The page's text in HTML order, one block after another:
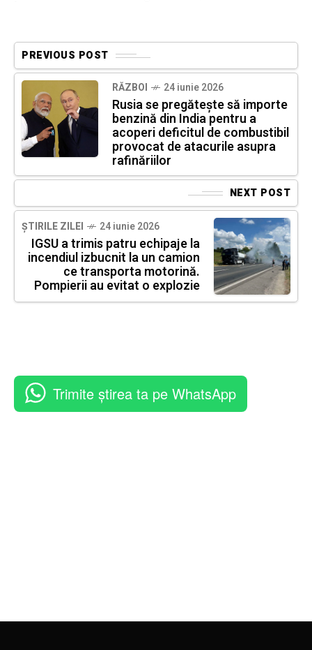
PREVIOUS POST
RĂZBOI 24 iunie 2026
Rusia se pregătește să importe
benzină din India pentru a
acoperi deficitul de combustibil
provocat de atacurile asupra
rafinăriilor
NEXT POST
ȘTIRILE ZILEI 24 iunie 2026
IGSU a trimis patru echipaje la
incendiul izbucnit la un camion
ce transporta motorină.
Pompierii au evitat o explozie
Trimite știrea ta pe WhatsApp